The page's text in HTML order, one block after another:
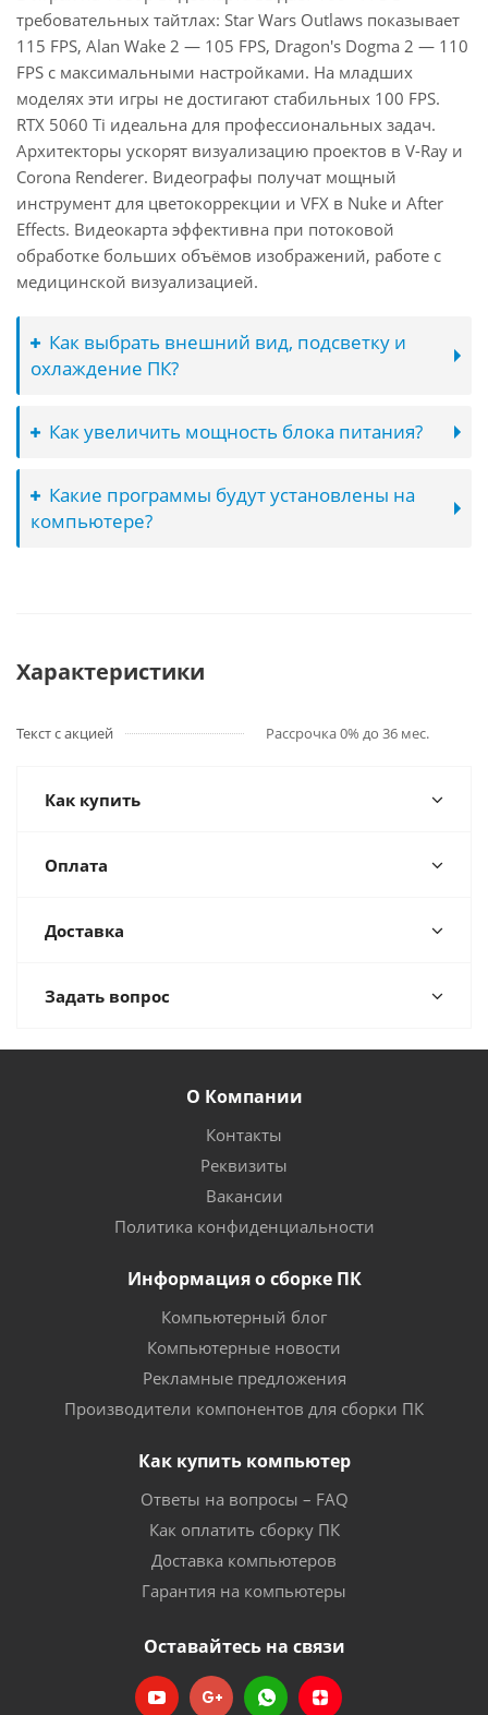
требовательных тайтлах: Star Wars Outlaws показывает
115 FPS, Alan Wake 2 — 105 FPS, Dragon's Dogma 2 — 110
FPS с максимальными настройками. На младших
моделях эти игры не достигают стабильных 100 FPS.
RTX 5060 Ti идеальна для профессиональных задач.
Архитекторы ускорят визуализацию проектов в V-Ray и
Corona Renderer. Видеографы получат мощный
инструмент для цветокоррекции и VFX в Nuke и After
Effects. Видеокарта эффективна при потоковой
обработке больших объёмов изображений, работе с
медицинской визуализацией.
Как выбрать внешний вид, подсветку и
охлаждение ПК?
Как увеличить мощность блока питания?
Какие программы будут установлены на
компьютере?
Характеристики
Текст с акцией Рассрочка 0% до 36 мес.
Как купить
Оплата
Доставка
Задать вопрос
О Компании
Контакты
Реквизиты
Вакансии
Политика конфиденциальности
Информация о сборке ПК
Компьютерный блог
Компьютерные новости
Рекламные предложения
Производители компонентов для сборки ПК
Как купить компьютер
Ответы на вопросы – FAQ
Как оплатить сборку ПК
Доставка компьютеров
Гарантия на компьютеры
Оставайтесь на связи